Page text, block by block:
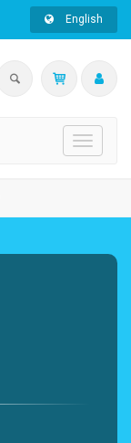
English
Toggle